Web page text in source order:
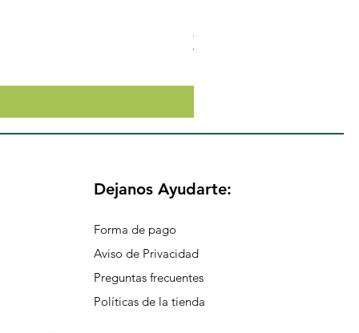
Crema Neutra Con FPS 30
$174.65
Dejanos Ayudarte:
Forma de pago
Aviso de Privacidad
Preguntas frecuentes
Políticas de la tienda